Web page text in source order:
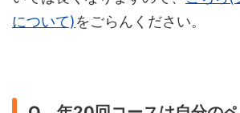
について)をごらんください。